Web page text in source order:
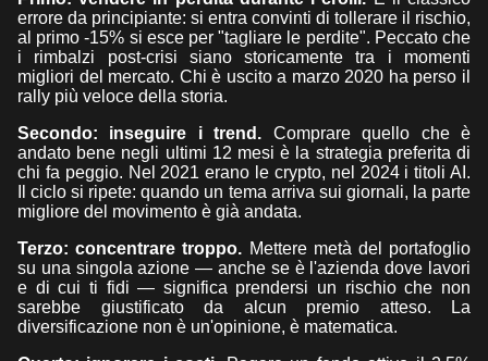
errore da principiante: si entra convinti di tollerare il rischio,
al primo -15% si esce per "tagliare le perdite". Peccato che
i rimbalzi post-crisi siano storicamente tra i momenti
migliori del mercato. Chi è uscito a marzo 2020 ha perso il
rally più veloce della storia.
Secondo: inseguire i trend. Comprare quello che è
andato bene negli ultimi 12 mesi è la strategia preferita di
chi fa peggio. Nel 2021 erano le crypto, nel 2024 i titoli AI.
Il ciclo si ripete: quando un tema arriva sui giornali, la parte
migliore del movimento è già andata.
Terzo: concentrare troppo. Mettere metà del portafoglio
su una singola azione — anche se è l'azienda dove lavori
e di cui ti fidi — significa prendersi un rischio che non
sarebbe giustificato da alcun premio atteso. La
diversificazione non è un'opinione, è matematica.